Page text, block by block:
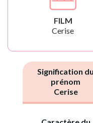
FILM
Cerise
Signification du
prénom
Cerise